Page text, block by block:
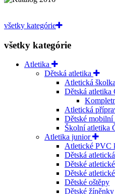
všetky kategórie
všetky kategórie
Atletika
Dětská atletika
Atletická
Dětská atletika
Atletická
Dětské mobilní
Školní atletika
Atletika junior
Atletické PVC
Dětská
Dětské
Dětské
Dětské oštěpy
Dětské žíněnky